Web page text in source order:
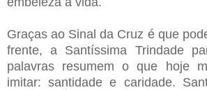
Graças ao Sinal da Cruz é que
frente, a Santíssima Trindade
palavras resumem o que hoje
imitar: santidade e caridade.